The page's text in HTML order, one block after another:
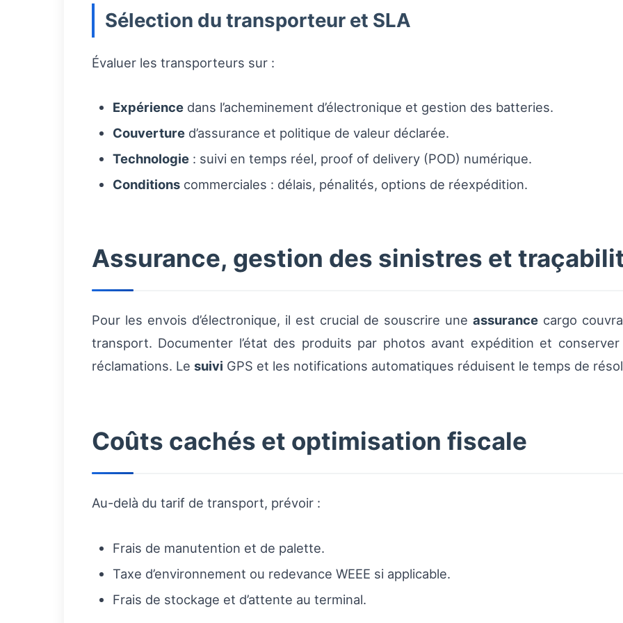
Sélection du transporteur et SLA
Évaluer les transporteurs sur :
Expérience dans l’acheminement d’électronique et gestion des batteries.
Couverture d’assurance et politique de valeur déclarée.
Technologie : suivi en temps réel, proof of delivery (POD) numérique.
Conditions commerciales : délais, pénalités, options de réexpédition.
Assurance, gestion des sinistres et
Pour les envois d’électronique, il est crucial de souscrire une assurance cargo
transport. Documenter l’état des produits par photos avant expédition et conserver
réclamations. Le suivi GPS et les notifications automatiques réduisent le temps de
Coûts cachés et optimisation fiscale
Au-delà du tarif de transport, prévoir :
Frais de manutention et de palette.
Taxe d’environnement ou redevance WEEE si applicable.
Frais de stockage et d’attente au terminal.